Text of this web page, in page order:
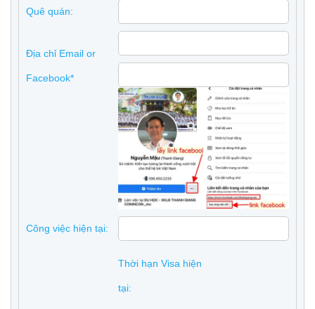
Quê quán:
Địa chỉ Email or
Facebook*
Công việc hiện tại:
Thời hạn Visa hiện
tại: